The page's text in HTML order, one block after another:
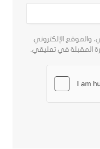
والموقع الإلكتروني
المقبلة في تعليقي.